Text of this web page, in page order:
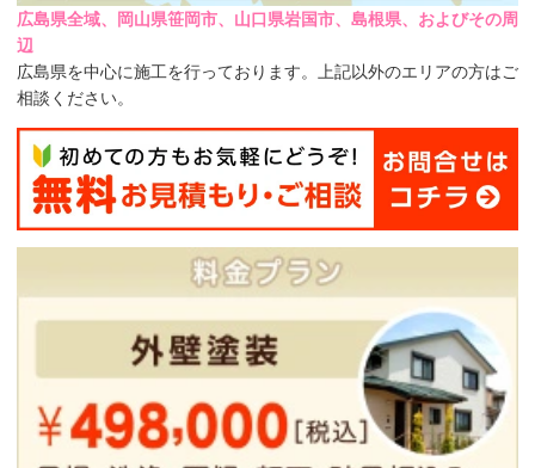
広島県全域、岡山県笹岡市、山口県岩国市、島根県、およびその周
辺
広島県を中心に施工を行っております。上記以外のエリアの方はご
相談ください。